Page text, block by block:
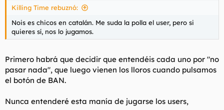
Killing Time rebuznó:
Nois es chicos en catalán. Me suda la polla el user, pero si
quieres sí, nos lo jugamos.
Primero habrá que decidir que entendéis cada uno por "no
pasar nada", que luego vienen los lloros cuando pulsamos
el botón de BAN.
Nunca entenderé esta manía de jugarse los users,